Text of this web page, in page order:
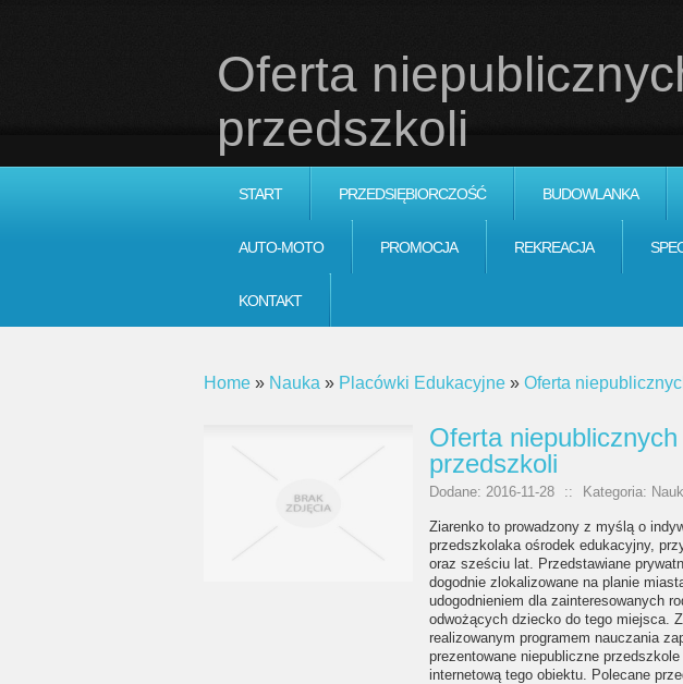
Oferta
przedszkoli
START PRZEDSIĘBIORCZOŚĆ BUDOWLANKA
AUTO-MOTO PROMOCJA REKREACJA
KONTAKT
Home » Nauka » Placówki Edukacyjne » Oferta
Oferta
przedszkoli
Dodane: 2016-11-28 :: Kategoria:
Ziarenko to prowadzony z myślą o
przedszkolaka ośrodek edukacyjny,
oraz sześciu lat. Przedstawiane
dogodnie zlokalizowane na planie
udogodnieniem dla zainteresowanych
odwożących dziecko do tego miejsca.
realizowanym programem nauczania
prezentowane niepubliczne
internetową tego obiektu. Polecane